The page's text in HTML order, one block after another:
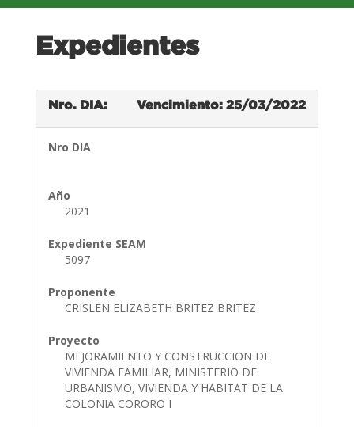
Expedientes
Nro. DIA: Vencimiento: 25/03/2022
Nro DIA
Año
2021
Expediente SEAM
5097
Proponente
CRISLEN ELIZABETH BRITEZ BRITEZ
Proyecto
MEJORAMIENTO Y CONSTRUCCION DE
VIVIENDA FAMILIAR, MINISTERIO DE
URBANISMO, VIVIENDA Y HABITAT DE LA
COLONIA CORORO I